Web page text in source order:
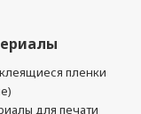
пленки
для печати